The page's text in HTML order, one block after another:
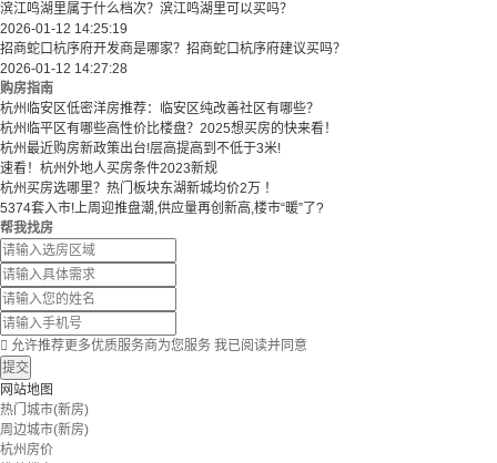
滨江鸣湖里属于什么档次？滨江鸣湖里可以买吗？
2026-01-12 14:25:19
招商蛇口杭序府开发商是哪家？招商蛇口杭序府建议买吗？
2026-01-12 14:27:28
购房指南
杭州临安区低密洋房推荐：临安区纯改善社区有哪些？
​​杭州临平区有哪些高性价比楼盘？2025想买房的快来看！​
杭州最近购房新政策出台!层高提高到不低于3米!
速看！杭州外地人买房条件2023新规
杭州买房选哪里？热门板块东湖新城均价2万 ！
5374套入市!上周迎推盘潮,供应量再创新高,楼市“暖”了?
帮我找房
 允许推荐更多优质服务商为您服务 我已阅读并同意
提交
网站地图
热门城市(新房)
周边城市(新房)
杭州房价